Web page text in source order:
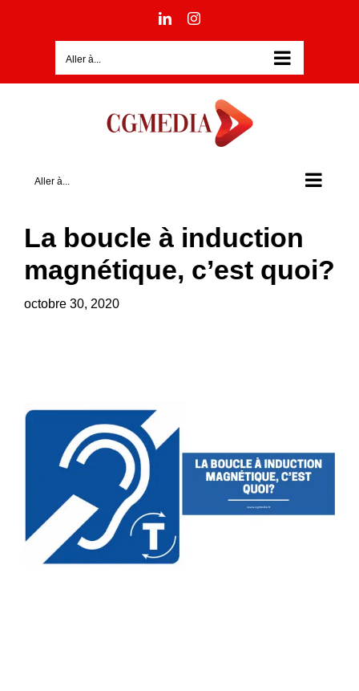
LinkedInInstagram
Aller à...
Aller à...
La boucle à induction
magnétique, c’est quoi?
octobre 30, 2020